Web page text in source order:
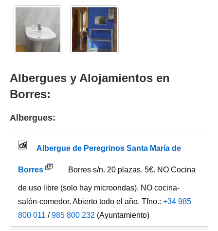
Albergues y Alojamientos en
Borres:
Albergues:
Albergue de Peregrinos Santa María de
Borres Borres s/n. 20 plazas. 5€. NO Cocina
de uso libre (solo hay microondas). NO cocina-
salón-comedor. Abierto todo el año. Tfno.: +34 985
800 011 /985 800 232 (Ayuntamiento)